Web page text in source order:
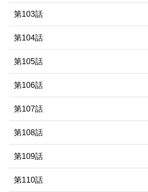
第103話
第104話
第105話
第106話
第107話
第108話
第109話
第110話